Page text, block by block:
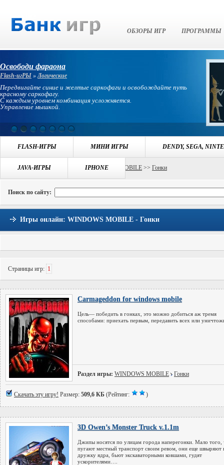
ОБЗОРЫ ИГР ПРОГРАММЫ
Освободи фараона
Flash-игРЫ »Логические
Передвигайте синие и желтые саркофаги и освобождайте путь
красному саркофагу.
С каждым уровнем комбинация усложняется.
Управление мышкой.
FLASH-ИГРЫ МИНИ ИГРЫ DENDY, SEGA,
JAVA-ИГРЫ IPHONE
Навигация:БАНК ИГР ИГРЫ WINDOWS MOBILE >> Гонки
Поиск по сайту:
Игры онлайн: WINDOWS MOBILE - Гонки
Страницы игр: 1
Carmageddon for windows mobile
Цель— победить в гонках, это можно добиться аж тремя
способами: приехать первым, передавить всех или
Раздел игры: WINDOWS MOBILE Гонки
Скачать эту игру! Размер: 509,6 КБ (Рейтинг: )
3D Owen’s Monster Truck v.1.1m
Джипы носятся по улицам города наперегонки. Мало того,
пугают местный транспорт своим ревом, они еще швыряют
дружку ядра, бьют экскаваторными ковшами, гудят
ускорителями….